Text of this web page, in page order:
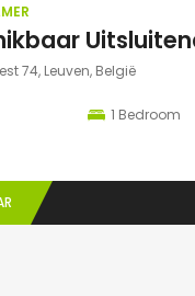
74, Leuven, België
1 Bedroom